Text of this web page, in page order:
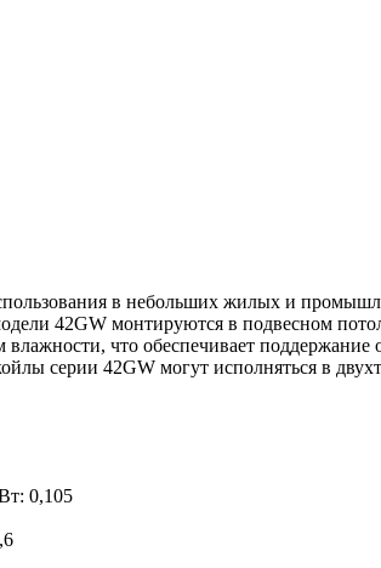
в небольших жилых и
42GW монтируются в подвесном
что обеспечивает
серии 42GW могут исполняться в
0,105